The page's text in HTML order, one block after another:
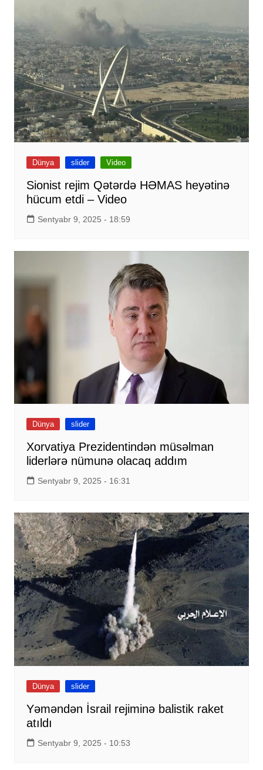
Dünya slider Video
Sionist rejim Qətərdə HƏMAS heyətinə
hücum etdi – Video
Sentyabr 9, 2025 - 18:59
Dünya slider
Xorvatiya Prezidentindən müsəlman
liderlərə nümunə olacaq addım
Sentyabr 9, 2025 - 16:31
Dünya slider
Yəməndən İsrail rejiminə balistik raket
atıldı
Sentyabr 9, 2025 - 10:53